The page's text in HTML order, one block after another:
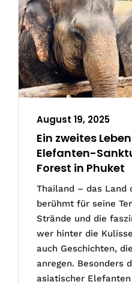
August 19, 2025
Ein zweites
Elefanten-
Forest in Phuket
Thailand – das Land
berühmt für seine
Strände und die
wer hinter die
auch Geschichten,
anregen. Besonders
asiatischer